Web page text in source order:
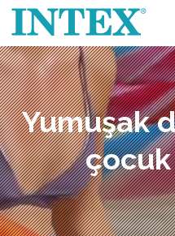
Yumuşak